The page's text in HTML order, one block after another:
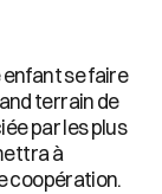
se faire
terrain de
par les plus
à
coopération.